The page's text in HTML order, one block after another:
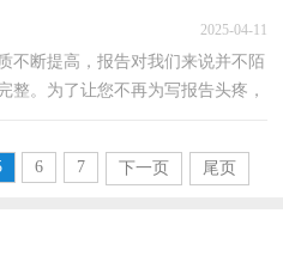
2025-04-11
不断提高，报告对我们来说并不陌
整。为了让您不再为写报告头疼，
6 7 下一页 尾页